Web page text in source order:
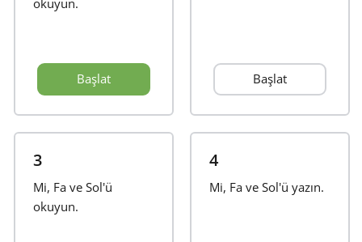
English
okuyun.
Başlat Başlat
3
Mi, Fa ve Sol'ü
okuyun.
4
Mi, Fa ve Sol'ü yazın.